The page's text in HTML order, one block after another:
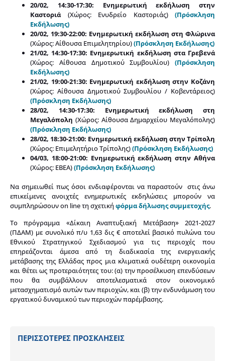
20/02, 14:30-17:30: Ενημερωτική εκδήλωση στην
Καστοριά(Χώρος: Ενυδρείο Καστοριάς) (Πρόσκληση
Εκδήλωσης)
20/02, 19:30-22:00: Ενημερωτική εκδήλωση στη Φλώρινα
(Χώρος: Αίθουσα Επιμελητηρίου)(Πρόσκληση Εκδήλωσης)
21/02, 14:30-17:30: Ενημερωτική εκδήλωση στα Γρεβενά
(Χώρος: Αίθουσα Δημοτικού Συμβουλίου) (Πρόσκληση
Εκδήλωσης)
21/02, 19:00-21:30: Ενημερωτική εκδήλωση στην Κοζάνη
(Χώρος: Αίθουσα Δημοτικού Συμβουλίου / Κοβεντάρειος)
(Πρόσκληση Εκδήλωσης)
28/02, 14:30-17:30: Ενημερωτική εκδήλωση στη
Μεγαλόπολη (Χώρος: Αίθουσα Δημαρχείου Μεγαλόπολης)
(Πρόσκληση Εκδήλωσης)
28/02, 18:30-21:00: Ενημερωτική εκδήλωση στην Τρίπολη
(Χώρος: Επιμελητήριο Τρίπολης)(Πρόσκληση Εκδήλωσης)
04/03, 18:00-21:00: Ενημερωτική εκδήλωση στην Αθήνα
(Χώρος: ΕΒΕΑ)(Πρόσκληση Εκδήλωσης)
Να σημειωθεί πως όσοι ενδιαφέρονται να παραστούν στις άνω
επικείμενες ανοιχτές ενημερωτικές εκδηλώσεις μπορούν να
συμπληρώσουν on line τη σχετική φόρμα δήλωσης συμμετοχής.
To πρόγραμμα «Δίκαιη Αναπτυξιακή Μετάβαση» 2021-2027
(ΠΔΑΜ) με συνολικό π/υ 1,63 δις € αποτελεί βασικό πυλώνα του
Εθνικού Στρατηγικού Σχεδιασμού για τις περιοχές που
επηρεάζονται άμεσα από τη διαδικασία της ενεργειακής
μετάβασης της Ελλάδας προς μια κλιματικά ουδέτερη οικονομία
και θέτει ως προτεραιότητες του: (α) την προσέλκυση επενδύσεων
που θα συμβάλλουν αποτελεσματικά στον οικονομικό
μετασχηματισμό αυτών των περιοχών, και (β) την ενδυνάμωση του
εργατικού δυναμικού των περιοχών παρέμβασης.
ΠΕΡΙΣΣΟΤΕΡΕΣ ΠΡΟΣΚΛΗΣΕΙΣ